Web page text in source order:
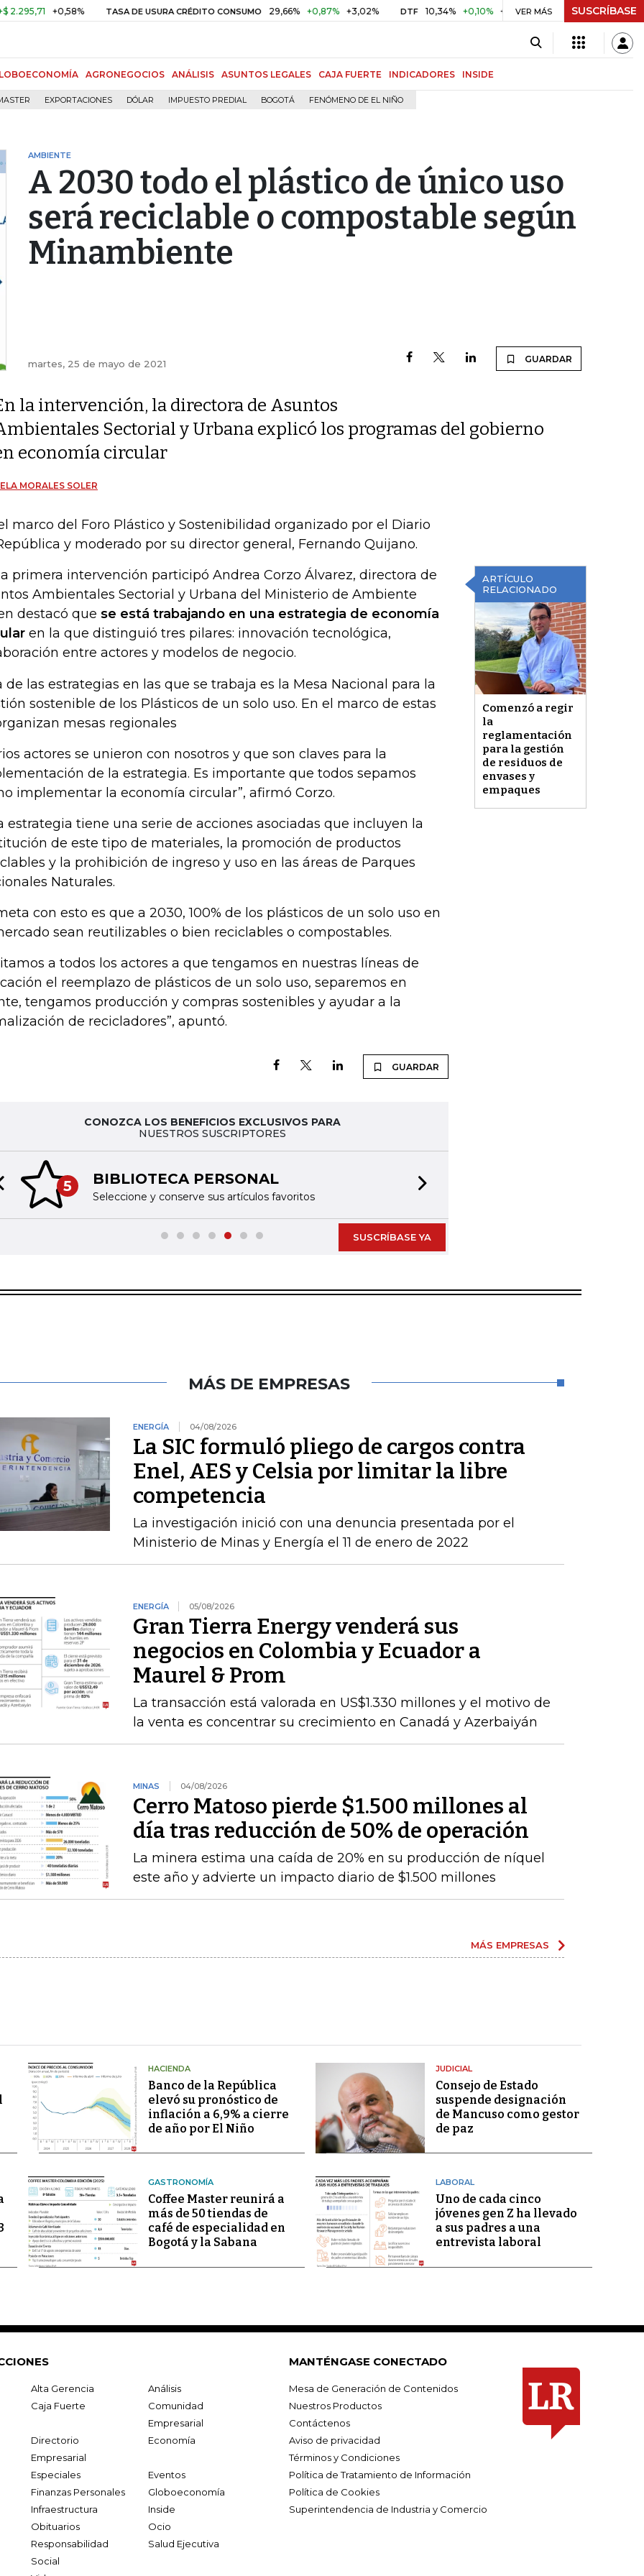
+0,58% TASA DE USURA CRÉDITO CONSUMO 29,66% +0,87% +3,02% DTF 10,34% +0,10% +0,98% UVR $ 416,86 +$ 0,05
VER MÁS SUSCRÍBASE
AGRONEGOCIOS ANÁLISIS ASUNTOS LEGALES CAJA FUERTE INDICADORES INSIDE
EXPORTACIONES DÓLAR IMPUESTO PREDIAL BOGOTÁ FENÓMENO DE EL NIÑO
AMBIENTE
A 2030 todo el plástico de único uso
será reciclable o compostable según
Minambiente
martes, 25 de mayo de 2021 GUARDAR
la intervención, la directora de Asuntos
Sectorial y Urbana explicó los programas del gobierno
economía circular
MORALES SOLER
marco del Foro Plástico y Sostenibilidad organizado por el Diario
y moderado por su director general, Fernando Quijano.
ARTÍCULO
RELACIONADO
Comenzó a regir
la
reglamentación
para la gestión
de residuos de
envases y
empaques
primera intervención participó Andrea Corzo Álvarez, directora de
Ambientales Sectorial y Urbana del Ministerio de Ambiente
destacó que se está trabajando en una estrategia de economía
en la que distinguió tres pilares: innovación tecnológica,
entre actores y modelos de negocio.
de las estrategias en las que se trabaja es la Mesa Nacional para la
sostenible de los Plásticos de un solo uso. En el marco de estas
mesas regionales
actores se unieron con nosotros y que son claves para la
de la estrategia. Es importante que todos sepamos
implementar la economía circular”, afirmó Corzo.
estrategia tiene una serie de acciones asociadas que incluyen la
de este tipo de materiales, la promoción de productos
y la prohibición de ingreso y uso en las áreas de Parques
Naturales.
con esto es que a 2030, 100% de los plásticos de un solo uso en
sean reutilizables o bien reciclables o compostables.
a todos los actores a que tengamos en nuestras líneas de
el reemplazo de plásticos de un solo uso, separemos en
tengamos producción y compras sostenibles y ayudar a la
de recicladores”, apuntó.
GUARDAR
CONOZCA LOS BENEFICIOS EXCLUSIVOS PARA
NUESTROS SUSCRIPTORES
5 BIBLIOTECA PERSONAL
Seleccione y conserve sus artículos favoritos
slide
SUSCRÍBASE YA
MÁS DE EMPRESAS
ENERGÍA 04/08/2026
La SIC formuló pliego de cargos contra
Enel, AES y Celsia por limitar la libre
competencia
La investigación inició con una denuncia presentada por el
Ministerio de Minas y Energía el 11 de enero de 2022
ENERGÍA 05/08/2026
Gran Tierra Energy venderá sus
negocios en Colombia y Ecuador a
Maurel & Prom
La transacción está valorada en US$1.330 millones y el motivo de
la venta es concentrar su crecimiento en Canadá y Azerbaiyán
MINAS 04/08/2026
Cerro Matoso pierde $1.500 millones al
día tras reducción de 50% de operación
La minera estima una caída de 20% en su producción de níquel
este año y advierte un impacto diario de $1.500 millones
MÁS EMPRESAS
HACIENDA
Banco de la República
elevó su pronóstico de
inflación a 6,9% a cierre
de año por El Niño
JUDICIAL
Consejo de Estado
suspende designación
de Mancuso como gestor
de paz
GASTRONOMÍA
Coffee Master reunirá a
más de 50 tiendas de
café de especialidad en
Bogotá y la Sabana
LABORAL
Uno de cada cinco
jóvenes gen Z ha llevado
a sus padres a una
entrevista laboral
Alta Gerencia
Análisis
Caja Fuerte
Comunidad
Empresarial
Directorio
Empresarial
Economía
Especiales
Eventos
Finanzas Personales
Globoeconomía
Infraestructura
Inside
Obituarios
Ocio
Responsabilidad
Social
Salud Ejecutiva
MANTÉNGASE CONECTADO
Mesa de Generación de Contenidos
Nuestros Productos
Contáctenos
Aviso de privacidad
Términos y Condiciones
Política de Tratamiento de Información
Política de Cookies
Superintendencia de Industria y Comercio